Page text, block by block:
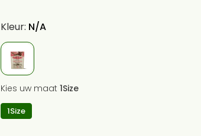
Kleur: N/A
Kies uw maat 1Size
1Size